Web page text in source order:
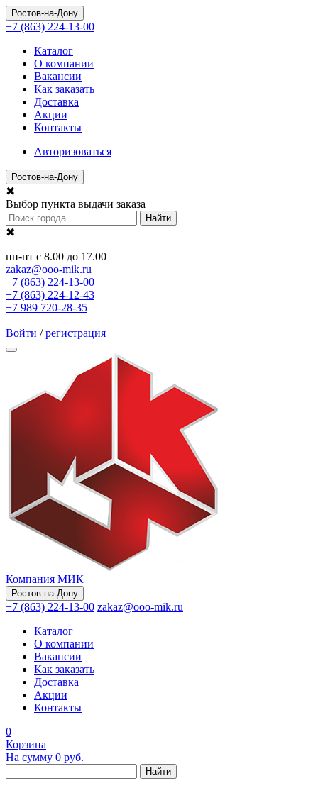
Ростов-на-Дону
+7 (863) 224-13-00
Каталог
О компании
Вакансии
Как заказать
Доставка
Акции
Контакты
Авторизоваться
Ростов-на-Дону
✖
Выбор пункта выдачи заказа
Найти
✖
пн-пт с 8.00 до 17.00
zakaz@ooo-mik.ru
+7 (863) 224-13-00
+7 (863) 224-12-43
+7 989 720-28-35
Войти /регистрация
Компания МИК
Ростов-на-Дону
+7 (863) 224-13-00 zakaz@ooo-mik.ru
Каталог
О компании
Вакансии
Как заказать
Доставка
Акции
Контакты
0
Корзина
На сумму 0 руб.
Найти